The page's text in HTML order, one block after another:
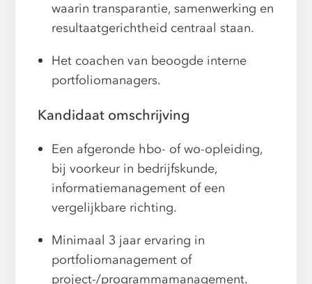
waarin transparantie, samenwerking en
resultaatgerichtheid centraal staan.
Het coachen van beoogde interne
portfoliomanagers.
Kandidaat omschrijving
Een afgeronde hbo- of wo-opleiding,
bij voorkeur in bedrijfskunde,
informatiemanagement of een
vergelijkbare richting.
Minimaal 3 jaar ervaring in
portfoliomanagement of
project-/programmamanagement.